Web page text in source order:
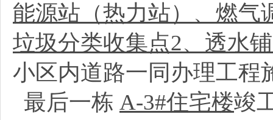
能源站（热力站）、燃气
垃圾分类收集点2、透水
小区内道路一同办理工程
最后一栋 A-3#住宅楼竣